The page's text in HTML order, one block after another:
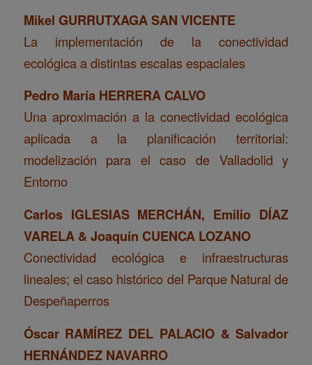
Mikel GURRUTXAGA SAN VICENTE
La implementación de la conectividad
ecológica a distintas escalas espaciales
Pedro María HERRERA CALVO
Una aproximación a la conectividad ecológica
aplicada a la planificación territorial:
modelización para el caso de Valladolid y
Entorno
Carlos IGLESIAS MERCHÁN, Emilio DÍAZ
VARELA & Joaquín CUENCA LOZANO
Conectividad ecológica e infraestructuras
lineales; el caso histórico del Parque Natural de
Despeñaperros
Óscar RAMÍREZ DEL PALACIO & Salvador
HERNÁNDEZ NAVARRO